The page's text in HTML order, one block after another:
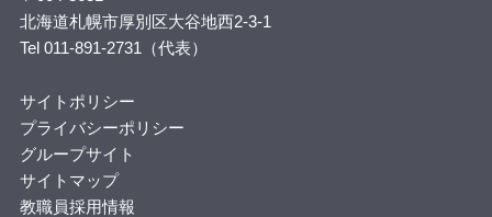
北海道札幌市厚別区大谷地西2-3-1
Tel 011-891-2731（代表）
サイトポリシー
プライバシーポリシー
グループサイト
サイトマップ
教職員採用情報